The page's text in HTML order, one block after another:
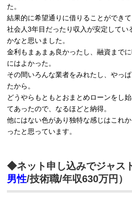
た。
結果的に希望通りに借りることができて
社会人3年目だったり収入が安定してい
かなと思いました。
金利もまぁまぁ良かったし、融資まで
にはよかった。
その間いろんな業者をみれたし、やっ
たから。
どうやらもともとおまとめローンをし
てあったので、なるほどと納得。
他にはない色があり独特な感じはこれ
ったと思っています。
◆ネット申し込みでジャス
男性/技術職/年収630万円）